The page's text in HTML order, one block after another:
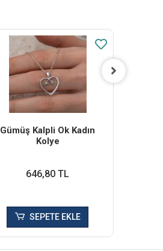
Gümüş Kalpli Ok Kadın
Kolye
646,80 TL
SEPETE EKLE